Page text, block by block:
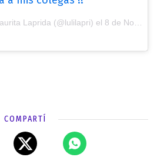
Laprida (@lulilapri) el 8 de Nov de 2016 a la(s) 6:13 PST
COMPARTÍ